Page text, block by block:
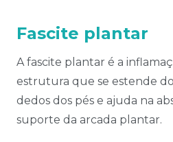
Fascite plantar
A fascite plantar é a
estrutura que se estende
dedos dos pés e ajuda na
suporte da arcada plantar.